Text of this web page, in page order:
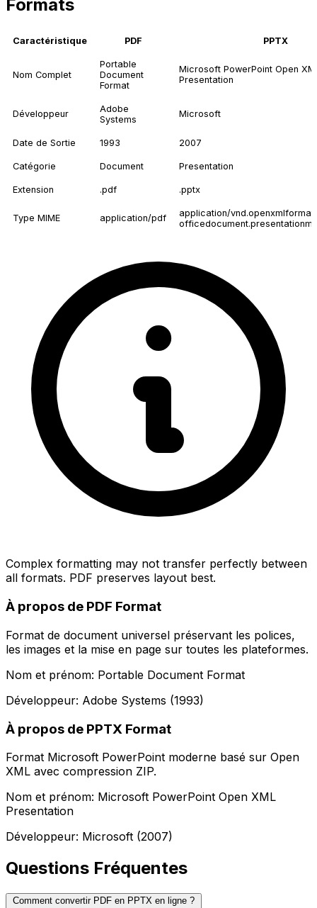
Formats
Caractéristique PDF PPTX
Nom Complet
Portable
Document
Format
Microsoft PowerPoint Open
Presentation
Développeur
Adobe
Systems
Microsoft
Date de Sortie 1993 2007
Catégorie Document Presentation
Extension .pdf .pptx
Type MIME application/pdf
application/
Complex formatting may not transfer perfectly between
all formats. PDF preserves layout best.
À propos de PDF Format
Format de document universel préservant les polices,
les images et la mise en page sur toutes les plateformes.
Nom et prénom: Portable Document Format
Développeur: Adobe Systems (1993)
À propos de PPTX Format
Format Microsoft PowerPoint moderne basé sur Open
XML avec compression ZIP.
Nom et prénom: Microsoft PowerPoint Open XML
Presentation
Développeur: Microsoft (2007)
Questions Fréquentes
Comment convertir PDF en PPTX en ligne ?